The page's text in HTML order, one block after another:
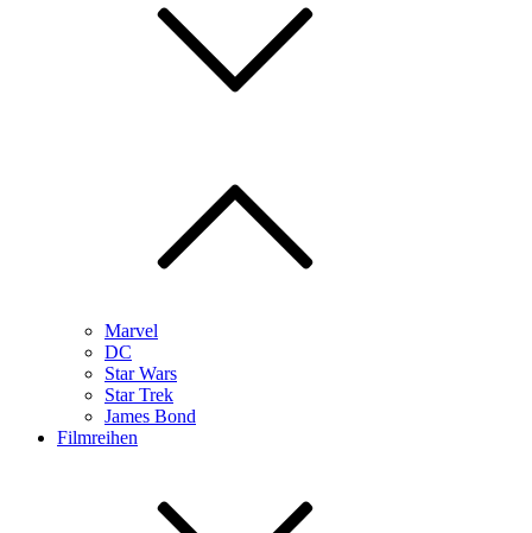
Marvel
DC
Star Wars
Star Trek
James Bond
Filmreihen